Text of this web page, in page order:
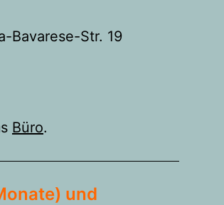
Bavarese-Str. 19
Büro.
und